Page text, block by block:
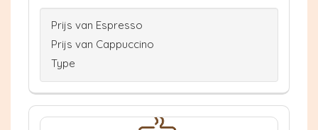
Prijs van Espresso
Prijs van Cappuccino
Type